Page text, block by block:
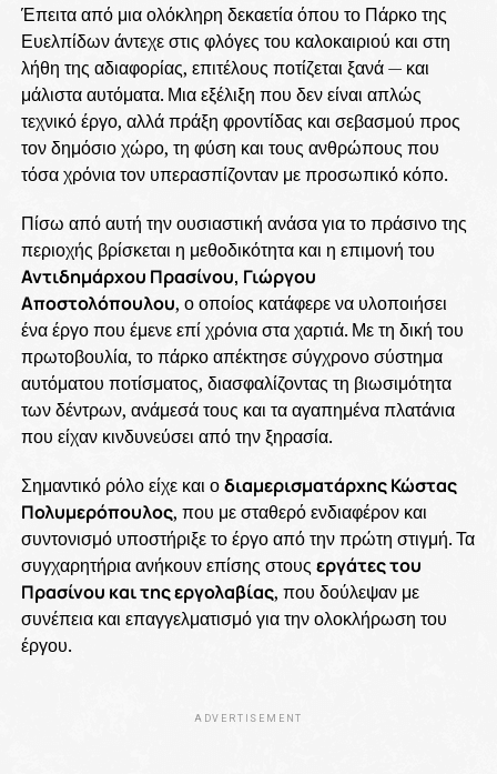
Έπειτα από μια ολόκληρη δεκαετία όπου το Πάρκο της
Ευελπίδων άντεχε στις φλόγες του καλοκαιριού και στη
λήθη της αδιαφορίας, επιτέλους ποτίζεται ξανά — και
μάλιστα αυτόματα. Μια εξέλιξη που δεν είναι απλώς
τεχνικό έργο, αλλά πράξη φροντίδας και σεβασμού προς
τον δημόσιο χώρο, τη φύση και τους ανθρώπους που
τόσα χρόνια τον υπερασπίζονταν με προσωπικό κόπο.
Πίσω από αυτή την ουσιαστική ανάσα για το πράσινο της
περιοχής βρίσκεται η μεθοδικότητα και η επιμονή του
Αντιδημάρχου Πρασίνου, Γιώργου
Αποστολόπουλου, ο οποίος κατάφερε να υλοποιήσει
ένα έργο που έμενε επί χρόνια στα χαρτιά. Με τη δική του
πρωτοβουλία, το πάρκο απέκτησε σύγχρονο σύστημα
αυτόματου ποτίσματος, διασφαλίζοντας τη βιωσιμότητα
των δέντρων, ανάμεσά τους και τα αγαπημένα πλατάνια
που είχαν κινδυνεύσει από την ξηρασία.
Σημαντικό ρόλο είχε και οδιαμερισματάρχης Κώστας
Πολυμερόπουλος, που με σταθερό ενδιαφέρον και
συντονισμό υποστήριξε το έργο από την πρώτη στιγμή. Τα
συγχαρητήρια ανήκουν επίσης στους εργάτες του
Πρασίνου και της εργολαβίας, που δούλεψαν με
συνέπεια και επαγγελματισμό για την ολοκλήρωση του
έργου.
ADVERTISEMENT